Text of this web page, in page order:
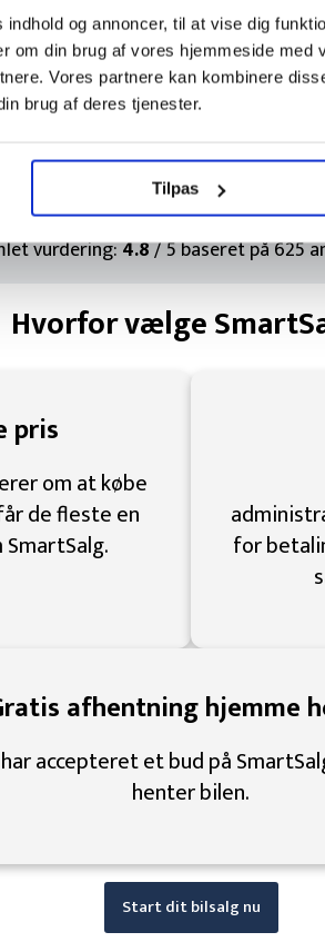
og annoncer, til at vise dig
om din brug af vores hjemmeside med
Vores partnere kan kombinere
brug af deres tjenester.
Tilpas
Rigtig fin plantform
Rigtig fin plantform. Meget
forbindelse med handlen og
Anmeldelse på Trustpilot
vurdering:4.8/ 5 baseret på625
Hvorfor vælge
pris
om at købe
de fleste en
for
afhentning hjemme
accepteret et bud på
henter bilen.
Start dit bilsalg nu